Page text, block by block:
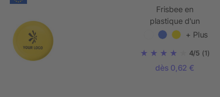
Frisbee en
plastique d'un
diamètre de 21
+ Plus
4/5 (1)
dès 0,62 €